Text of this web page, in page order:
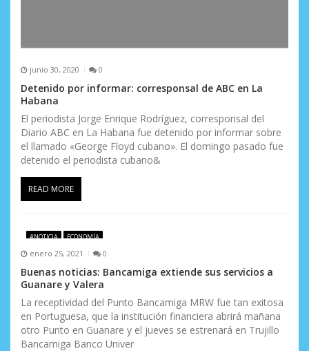
junio 30, 2020 0
Detenido por informar: corresponsal de ABC en La
Habana
El periodista Jorge Enrique Rodríguez, corresponsal del
Diario ABC en La Habana fue detenido por informar sobre
el llamado «George Floyd cubano». El domingo pasado fue
detenido el periodista cubano&
READ MORE
#NOTICIA ECONOMÍA
enero 25, 2021 0
Buenas noticias: Bancamiga extiende sus servicios a
Guanare y Valera
La receptividad del Punto Bancamiga MRW fue tan exitosa
en Portuguesa, que la institución financiera abrirá mañana
otro Punto en Guanare y el jueves se estrenará en Trujillo
Bancamiga Banco Univer